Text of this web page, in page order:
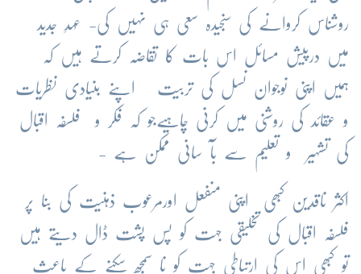
روشناس کروانے کی سنجیدہ سعی ہی نہیں کی- عہدِ جدید
میں درپیش مسائل اس بات کا تقاضہ کرتے ہیں کہ
ہمیں اپنی نوجوان نسل کی تربیت اپنے بنیادی نظریات
و عقائد کی روشنی میں کرنی چاہیےجو کہ فکر و فلسفہ اقبال
کی تشہیر و تعلیم سے بآ سانی ممکن ہے -
اکثر ناقدین کبھی اپنی منفعل اورمرعوب ذہنیت کی بنا پر
فلسفہ اقبال کی تخلیقی جہت کو پس پشت ڈال دیتے ہیں
تو کبھی اس کی ارتباطی جہت کو نا سمجھ سکنے کے باعث